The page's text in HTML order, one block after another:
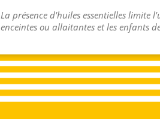
La présence d'huiles essentielles limite
enceintes ou allaitantes et les enfants